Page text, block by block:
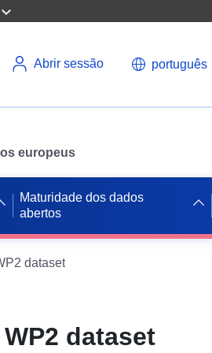
Abrir sessão português
europeus
Maturidade dos dados
abertos
dataset
dataset